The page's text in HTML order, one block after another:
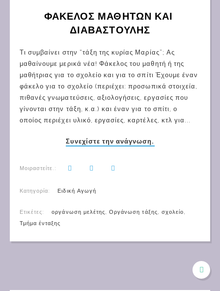
ΦΑΚΕΛΟΣ ΜΑΘΗΤΩΝ ΚΑΙ
ΔΙΑΒΑΣΤΟΥΛΗΣ
Τι συμβαίνει στην “τάξη της κυρίας Μαρίας”; Ας
μαθαίνουμε μερικά νέα! Φάκελος του μαθητή ή της
μαθήτριας για το σχολείο και για το σπίτι Έχουμε έναν
φάκελο για το σχολείο (περιέχει: προσωπικά στοιχεία,
πιθανές γνωματεύσεις, αξιολογήσεις, εργασίες που
γίνονται στην τάξη, κ.α.) και έναν για το σπίτι, ο
οποίος περιέχει υλικό, εργασίες, καρτέλες, κτλ για...
Συνεχίστε την ανάγνωση.
Μοιραστείτε.:
Κατηγορία: Ειδική Αγωγή
Ετικέτες: οργάνωση μελέτης,Οργάνωση τάξης, σχολείο,
Τμήμα ένταξης